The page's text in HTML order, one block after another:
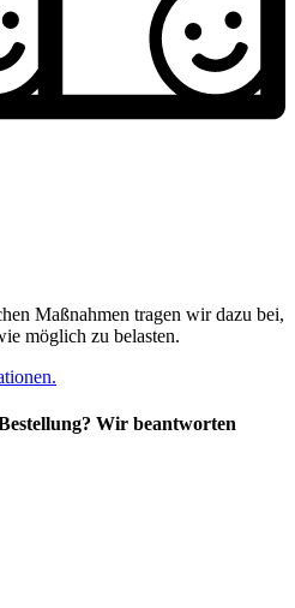
Maßnahmen tragen wir dazu bei,
möglich zu belasten.
Wir beantworten